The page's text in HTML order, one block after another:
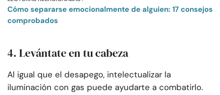
Cómo separarse emocionalmente de alguien: 17 consejos
comprobados
4. Levántate en tu cabeza
Al igual que el desapego, intelectualizar la
iluminación con gas puede ayudarte a combatirlo.